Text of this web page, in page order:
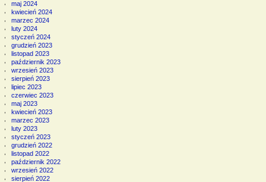
maj 2024
kwiecień 2024
marzec 2024
luty 2024
styczeń 2024
grudzień 2023
listopad 2023
październik 2023
wrzesień 2023
sierpień 2023
lipiec 2023
czerwiec 2023
maj 2023
kwiecień 2023
marzec 2023
luty 2023
styczeń 2023
grudzień 2022
listopad 2022
październik 2022
wrzesień 2022
sierpień 2022